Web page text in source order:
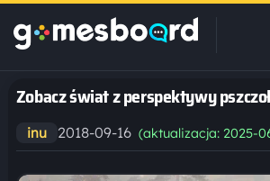
Zobacz świat z perspektywy
inu 2018-09-16 (aktualizacja: 2025-